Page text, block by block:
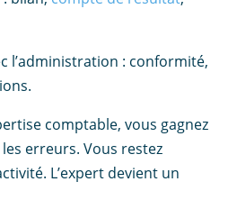
l’administration : conformité,
comptable, vous gagnez
erreurs. Vous restez
L’expert devient un